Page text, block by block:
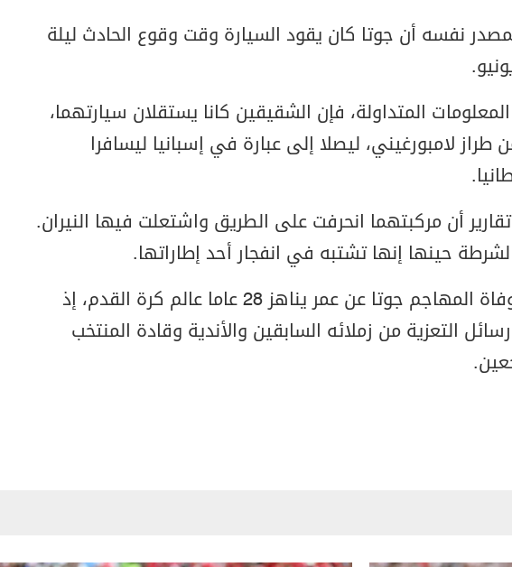
نفسه أن جوتا كان يقود السيارة وقت وقوع الحادث ليلة
المتداولة، فإن الشقيقين كانا يستقلان سيارتهما،
لامبورغيني، ليصلا إلى عبارة في إسبانيا ليسافرا
أن مركبتهما انحرفت على الطريق واشتعلت فيها النيران.
حينها إنها تشتبه في انفجار أحد إطاراتها.
وهزت وفاة المهاجم جوتا عن عمر يناهز 28 عاما عالم كرة القدم، إذ
رسائل التعزية من زملائه السابقين والأندية وقادة المنتخب